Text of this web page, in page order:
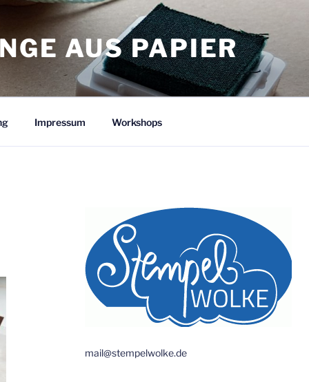
AUS PAPIER
Impressum Workshops
mail@stempelwolke.de